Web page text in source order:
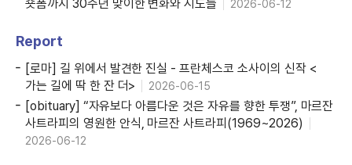
숏폼까지 30주년 맞이한 변화와 시도들
2026-06-12
Report
[로마] 길 위에서 발견한 진실 - 프란체스코 소사이의 신작 <
가는 길에 딱 한 잔 더>
2026-06-15
[obituary] “자유보다 아름다운 것은 자유를 향한 투쟁”, 마르잔
사트라피의 영원한 안식, 마르잔 사트라피(1969~2026)
2026-06-12